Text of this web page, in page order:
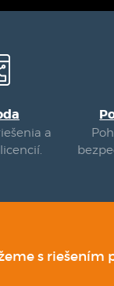
a
s riešením